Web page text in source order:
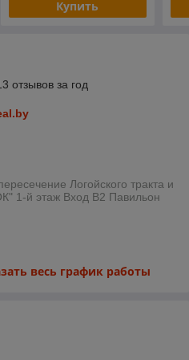
Купить
отзывов за год
Логойского тракта и
1-й этаж Вход B2 Павильон
весь график работы